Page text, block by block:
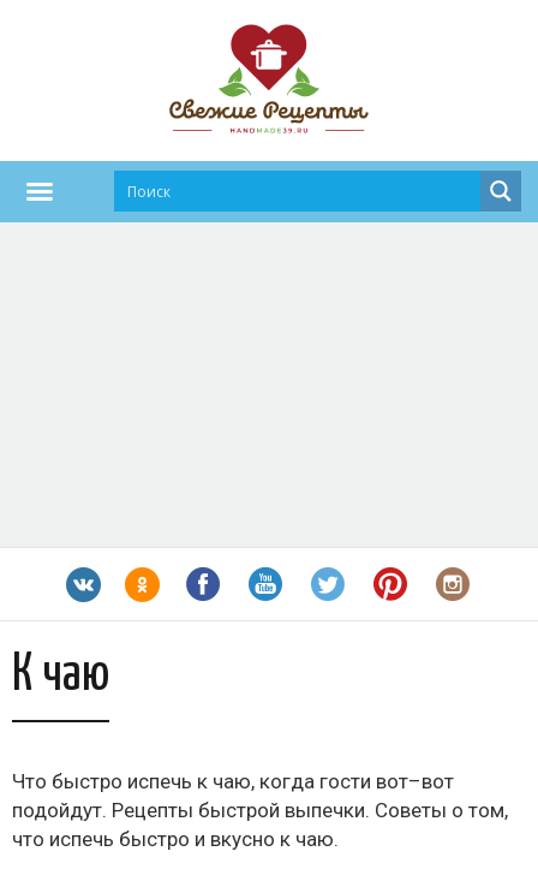
К чаю
Что быстро испечь к чаю, когда гости вот–вот
подойдут. Рецепты быстрой выпечки. Советы о том,
что испечь быстро и вкусно к чаю.